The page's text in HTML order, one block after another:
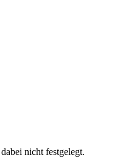
nicht festgelegt.